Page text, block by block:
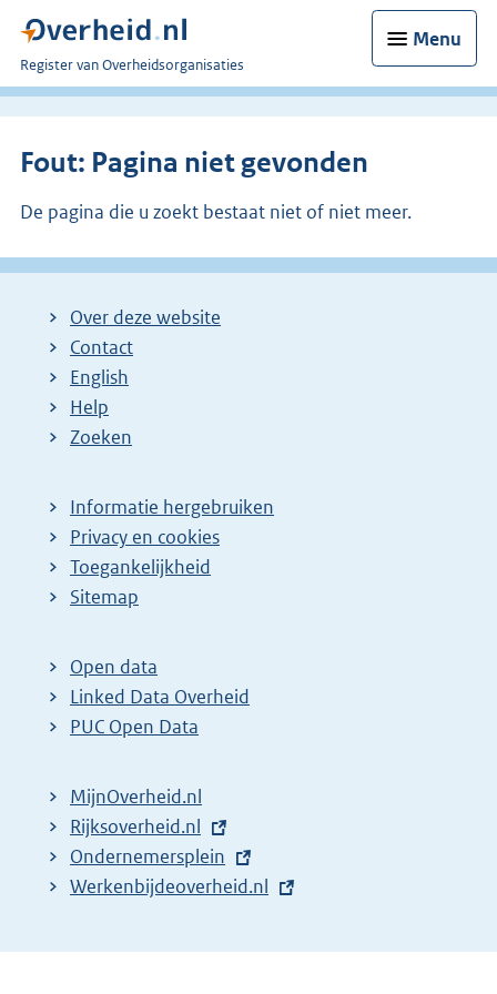
Menu
U
bent
Register van Overheidsorganisaties
Fout: Pagina niet gevonden
De pagina die u zoekt bestaat niet of niet meer.
Over deze website
Contact
English
Help
Zoeken
Informatie hergebruiken
Privacy en cookies
Toegankelijkheid
Sitemap
Open data
Linked Data Overheid
PUC Open Data
MijnOverheid.nl
E
x
t
r
Rijksoverheid.nl
E
x
e
Ondernemersplein
E
t
Werkenbijdeoverheid.nl